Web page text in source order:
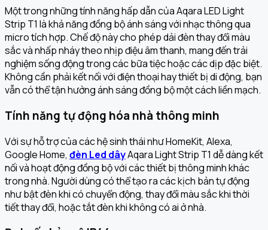
Một trong những tính năng hấp dẫn của Aqara LED Light
Strip T1 là khả năng đồng bộ ánh sáng với nhạc thông qua
micro tích hợp. Chế độ này cho phép dải đèn thay đổi màu
sắc và nhấp nháy theo nhịp điệu âm thanh, mang đến trải
nghiệm sống động trong các bữa tiệc hoặc các dịp đặc biệt.
Không cần phải kết nối với điện thoại hay thiết bị di động, bạn
vẫn có thể tận hưởng ánh sáng đồng bộ một cách liền mạch.
Tính năng tự động hóa nhà thông minh
Với sự hỗ trợ của các hệ sinh thái như HomeKit, Alexa,
Google Home, đèn Led dâyAqara Light Strip T1 dễ dàng kết
nối và hoạt động đồng bộ với các thiết bị thông minh khác
trong nhà. Người dùng có thể tạo ra các kịch bản tự động
như bật đèn khi có chuyển động, thay đổi màu sắc khi thời
tiết thay đổi, hoặc tắt đèn khi không có ai ở nhà.